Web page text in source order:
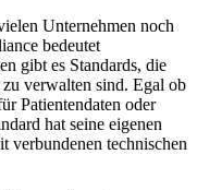
Unternehmen noch
bedeutet
gibt es Standards, die
verwalten sind. Egal ob
Patientendaten oder
hat seine eigenen
verbundenen technischen